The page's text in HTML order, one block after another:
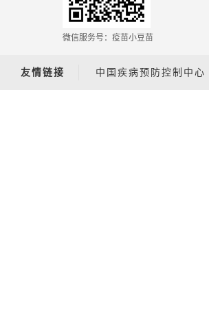
微信服务号：疫苗小豆苗
友情链接 中国疾病预防控制中心